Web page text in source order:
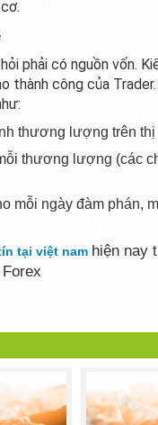
phải có nguồn vốn.
công của
thương lượng trên thị
thương lượng (các
mỗi ngày đàm phán,
tại việt nam hiện nay